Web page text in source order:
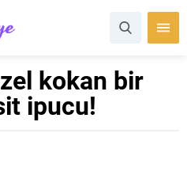
kokan bir
ipucu!